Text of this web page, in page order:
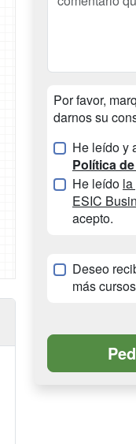
Por favor,
darnos su
He leído y
Política
He leído
ESIC
acepto.
Deseo
más